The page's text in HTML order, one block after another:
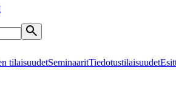
tilaisuudetSeminaaritTiedotustilaisuudet